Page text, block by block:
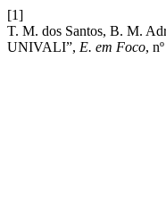
[1]
T. M. dos Santos, B. M.
UNIVALI”, E. em Foco,